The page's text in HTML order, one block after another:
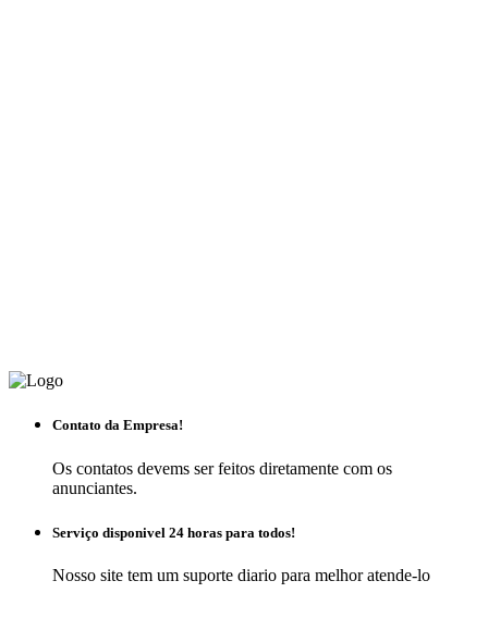
Contato da Empresa!
Os contatos devems ser feitos diretamente com os
anunciantes.
Serviço disponivel 24 horas para todos!
Nosso site tem um suporte diario para melhor atende-lo